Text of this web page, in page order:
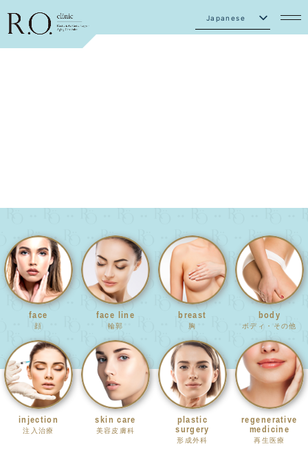
Japanese
face
顔
face line
輪郭
breast
胸
body
ボディ・その他
injection
注入治療
skin care
美容皮膚科
plastic
surgery
形成外科
regenerative
medicine
再生医療